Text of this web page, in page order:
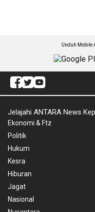
Unduh Mobile
Jelajahi ANTARA News
Ekonomi & Ftz
Politik
Hukum
Kesra
Hiburan
Jagat
Nasional